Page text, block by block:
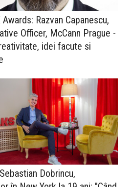
Razvan Capanescu,
Officer, McCann Prague -
idei facute si
Dobrincu,